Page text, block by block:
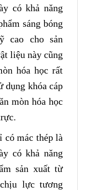
có khả năng
sáng bóng
cao cho sản
liệu này cũng
hóa học rất
dụng khóa cáp
mòn hóa học
có mác thép là
có khả năng
sản xuất từ
lực tương